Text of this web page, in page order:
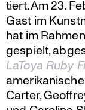
tiert. Am 23.
Gast im
hat im
gespielt,
LaToya Ruby
Carter,